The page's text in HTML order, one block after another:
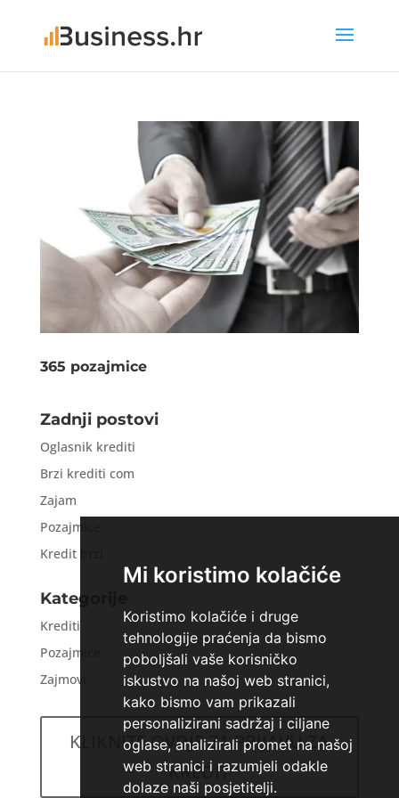
Mi koristimo kolačiće
Koristimo kolačiće i druge
tehnologije praćenja da bismo
poboljšali vaše korisničko
iskustvo na našoj web stranici,
kako bismo vam prikazali
personalizirani sadržaj i ciljane
oglase, analizirali promet na našoj
web stranici i razumjeli odakle
dolaze naši posjetitelji.
365 pozajmice
Zadnji postovi
Oglasnik krediti
Brzi krediti com
Zajam
Pozajmice
Kredit brzi
Kategorije
Krediti
Pozajmice
Zajmovi
KLIKNITE OVDJE ZA PRIJAVU ZA
KREDIT